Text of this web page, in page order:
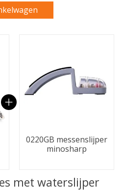
producten
0220GB messenslijper
minosharp
met waterslijper